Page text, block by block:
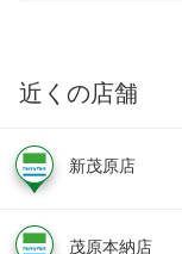
近くの店舗
新茂原店
茂原本納店